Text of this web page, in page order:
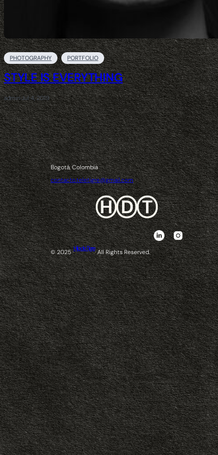
PHOTOGRAPHY PORTFOLIO
STYLE IS EVERYTHING
admin·Jul 4, 2019
Bogotá, Colombia
contacto.teletigre@gmail.com
© 2025 ·Hijo de Tigre· All Rights Reserved.